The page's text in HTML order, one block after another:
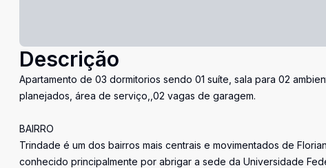
Descrição
Apartamento de 03 dormitorios sendo 01 suíte, sala para 02
planejados, área de serviço,,02 vagas de garagem.
BAIRRO
Trindade é um dos bairros mais centrais e movimentados de
conhecido principalmente por abrigar a sede da Universidade